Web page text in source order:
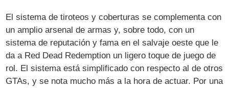
El sistema de tiroteos y coberturas se complementa con
un amplio arsenal de armas y, sobre todo, con un
sistema de reputación y fama en el salvaje oeste que le
da a Red Dead Redemption un ligero toque de juego de
rol. El sistema está simplificado con respecto al de otros
GTAs, y se nota mucho más a la hora de actuar. Por una